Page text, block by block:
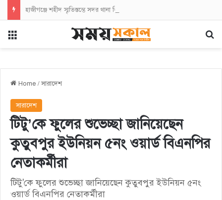
হাজীগঞ্জে শহীদ স্মৃতিস্তম্ভে সদর থানা বিএনপির পুষ্পস্তবক অর্পণ
Home /সারাদেশ
সারাদেশ
টিটু’কে ফুলের শুভেচ্ছা জানিয়েছেন
কুতুবপুর ইউনিয়ন ৫নং ওয়ার্ড বিএনপির
নেতাকর্মীরা
টিটু'কে ফুলের শুভেচ্ছা জানিয়েছেন কুতুবপুর ইউনিয়ন ৫নং
ওয়ার্ড বিএনপির নেতাকর্মীরা